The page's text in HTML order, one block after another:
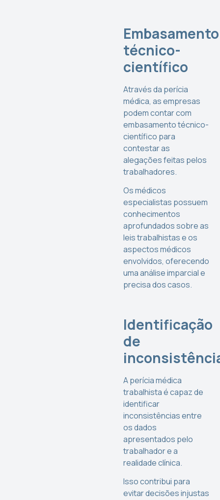
Embasamento
técnico-
científico
Através da perícia
médica, as empresas
podem contar com
embasamento técnico-
científico para
contestar as
alegações feitas pelos
trabalhadores.
Os médicos
especialistas possuem
conhecimentos
aprofundados sobre as
leis trabalhistas e os
aspectos médicos
envolvidos, oferecendo
uma análise imparcial e
precisa dos casos.
Identificação
de
A perícia médica
trabalhista é capaz de
identificar
inconsistências entre
os dados
apresentados pelo
trabalhador e a
realidade clínica.
Isso contribui para
evitar decisões injustas